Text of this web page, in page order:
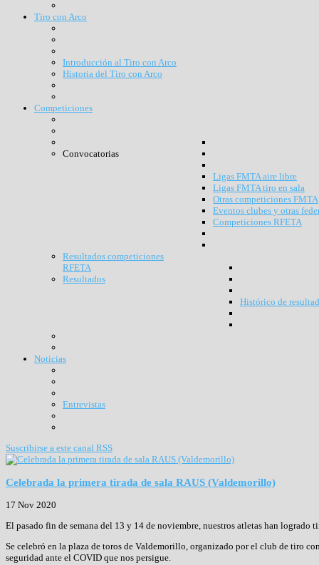
Tiro con Arco
Introducción al Tiro con Arco
Historia del Tiro con Arco
Competiciones
Convocatorias
Ligas FMTA aire libre
Ligas FMTA tiro en sala
Otras competiciones FMTA
Eventos clubes y otras
Competiciones RFETA
Resultados competiciones
RFETA
Resultados
Histórico de
Noticias
Entrevistas
Suscribirse a este canal RSS
Celebrada la primera tirada de sala RAUS (Valdemorillo)
17 Nov 2020
El pasado fin de semana del 13 y 14 de noviembre, nuestros atletas han
Se celebró en la plaza de toros de Valdemorillo, organizado por el club de tiro
seguridad ante el COVID que nos persigue.